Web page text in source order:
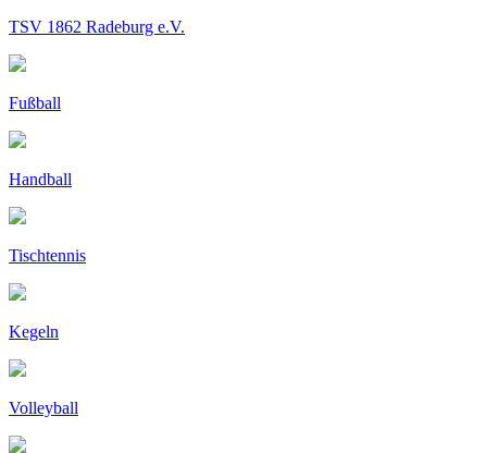
TSV 1862 Radeburg e.V.
Fußball
Handball
Tischtennis
Kegeln
Volleyball